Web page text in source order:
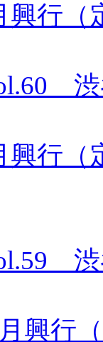
興行
興行
興行